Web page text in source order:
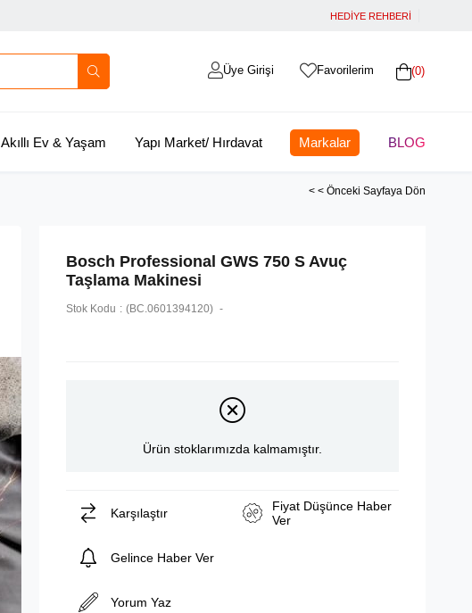
HEDİYE REHBERİ
0
Favorilerim
Üye Girişi
Akıllı Ev & Yaşam Yapı Market/ Hırdavat Markalar BLOG
< < Önceki Sayfaya Dön
Bosch Professional GWS 750 S Avuç
Taşlama Makinesi
Stok Kodu (BC.0601394120)
Ürün stoklarımızda kalmamıştır.
Karşılaştır
Fiyat Düşünce Haber
Ver
Gelince Haber Ver
Yorum Yaz